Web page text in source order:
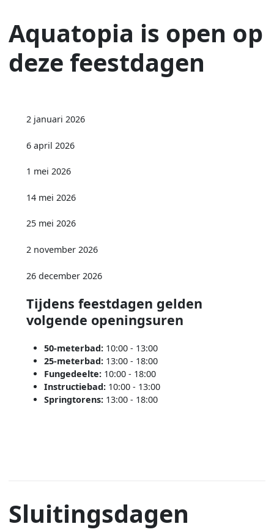
Aquatopia is open op
deze feestdagen
2 januari 2026
6 april 2026
1 mei 2026
14 mei 2026
25 mei 2026
2 november 2026
26 december 2026
Tijdens feestdagen gelden
volgende openingsuren
50-meterbad:10:00 - 13:00
25-meterbad:13:00 - 18:00
Fungedeelte:10:00 - 18:00
Instructiebad: 10:00 - 13:00
Springtorens: 13:00 - 18:00
Sluitingsdagen